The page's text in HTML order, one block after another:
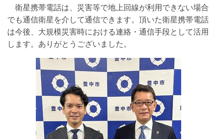
衛星携帯電話は、災害等で地上回線が利用できない場合
でも通信衛星を介して通信できます。頂いた衛星携帯電話
は今後、大規模災害時における連絡・通信手段として活用
します。ありがとうございました。